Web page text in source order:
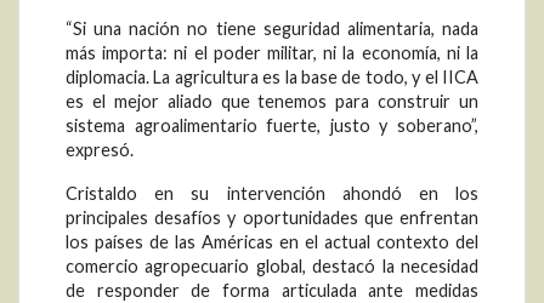
“Si una nación no tiene seguridad alimentaria, nada
más importa: ni el poder militar, ni la economía, ni la
diplomacia. La agricultura es la base de todo, y el IICA
es el mejor aliado que tenemos para construir un
sistema agroalimentario fuerte, justo y soberano”,
expresó.
Cristaldo en su intervención ahondó en los
principales desafíos y oportunidades que enfrentan
los países de las Américas en el actual contexto del
comercio agropecuario global, destacó la necesidad
de responder de forma articulada ante medidas